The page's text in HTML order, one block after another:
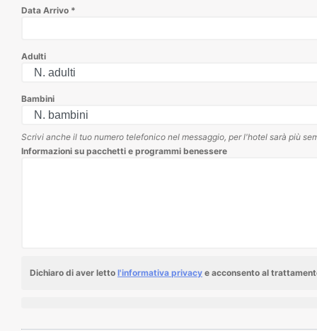
Data Arrivo *
Adulti
Bambini
Scrivi anche il tuo numero telefonico nel messaggio, per l'hotel sarà più
Informazioni su pacchetti e programmi benessere
Dichiaro di aver letto l'informativa privacy e acconsento al